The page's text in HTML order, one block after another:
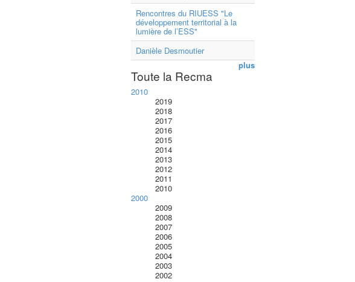
Rencontres du RIUESS "Le
développement territorial à la
lumière de l’ESS"
Danièle Desmoutier
plus
Toute la Recma
2010
2019
2018
2017
2016
2015
2014
2013
2012
2011
2010
2000
2009
2008
2007
2006
2005
2004
2003
2002